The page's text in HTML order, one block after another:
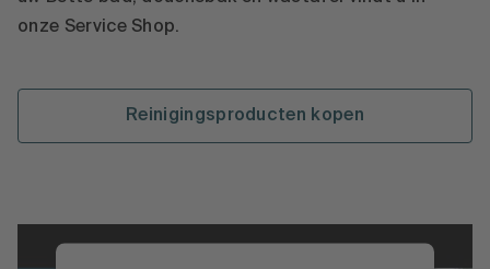
onze Service Shop.
Reinigingsproducten kopen